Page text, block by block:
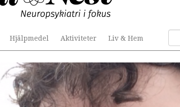
Hjälpmedel Aktiviteter Liv & Hem